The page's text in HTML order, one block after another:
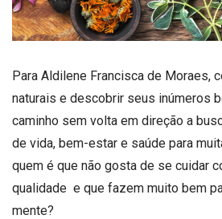
Para Aldilene Francisca de Moraes,
naturais e descobrir seus inúmeros
caminho sem volta em direção a
de vida, bem-estar e saúde para
quem é que não gosta de se cuidar
qualidade e que fazem muito bem
mente?